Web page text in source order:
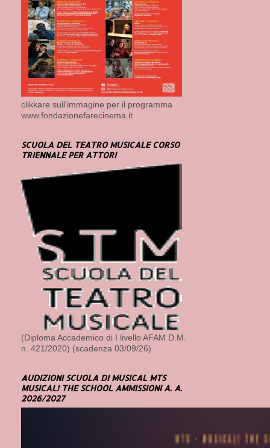
clikkare sull'immagine per il programma
www.fondazionefarecinema.it
SCUOLA DEL TEATRO MUSICALE CORSO
TRIENNALE PER ATTORI
(Diploma Accademico di I livello AFAM D.M.
n. 421/2020) (scadenza 03/09/26)
AUDIZIONI SCUOLA DI MUSICAL MTS
MUSICAL! THE SCHOOL AMMISSIONI A. A.
2026/2027